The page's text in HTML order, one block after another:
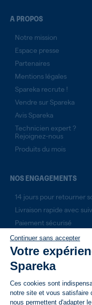
Continuer sans accepter
Votre
Spareka
Ces cookies sont
notre site et vous satisfaire
nous permettent d'adapter
A PROPOS
Notre mission
Espace presse
Partenaires
Mentions légales
Spareka recrute !
Vendre sur Spareka
Avis Spareka
Technicien expert ?
Rejoignez-nous
Produits du mois
NOS ENGAGEMENTS
14 jours pour retourner
Livraison rapide avec
Paiement sécurisé